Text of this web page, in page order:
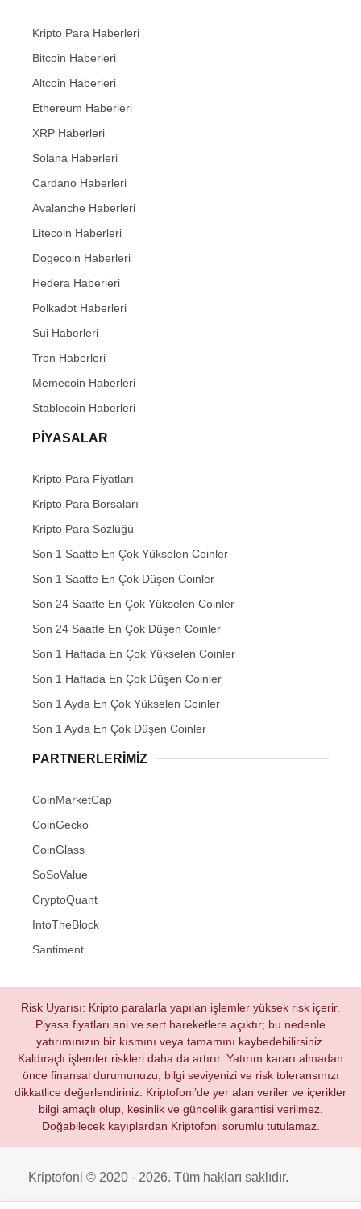
Kripto Para Haberleri
Bitcoin Haberleri
Altcoin Haberleri
Ethereum Haberleri
XRP Haberleri
Solana Haberleri
Cardano Haberleri
Avalanche Haberleri
Litecoin Haberleri
Dogecoin Haberleri
Hedera Haberleri
Polkadot Haberleri
Sui Haberleri
Tron Haberleri
Memecoin Haberleri
Stablecoin Haberleri
PIYASALAR
Kripto Para Fiyatları
Kripto Para Borsaları
Kripto Para Sözlüğü
Son 1 Saatte En Çok Yükselen Coinler
Son 1 Saatte En Çok Düşen Coinler
Son 24 Saatte En Çok Yükselen Coinler
Son 24 Saatte En Çok Düşen Coinler
Son 1 Haftada En Çok Yükselen Coinler
Son 1 Haftada En Çok Düşen Coinler
Son 1 Ayda En Çok Yükselen Coinler
Son 1 Ayda En Çok Düşen Coinler
PARTNERLERIMIZ
CoinMarketCap
CoinGecko
CoinGlass
SoSoValue
CryptoQuant
IntoTheBlock
Santiment
Risk Uyarısı: Kripto paralarla yapılan işlemler yüksek risk içerir.
Piyasa fiyatları ani ve sert hareketlere açıktır; bu nedenle
yatırımınızın bir kısmını veya tamamını kaybedebilirsiniz.
Kaldıraçlı işlemler riskleri daha da artırır. Yatırım kararı almadan
önce finansal durumunuzu, bilgi seviyenizi ve risk toleransınızı
dikkatlice değerlendiriniz. Kriptofoni’de yer alan veriler ve içerikler
bilgi amaçlı olup, kesinlik ve güncellik garantisi verilmez.
Doğabilecek kayıplardan Kriptofoni sorumlu tutulamaz.
Kriptofoni © 2020 - 2026. Tüm hakları saklıdır.